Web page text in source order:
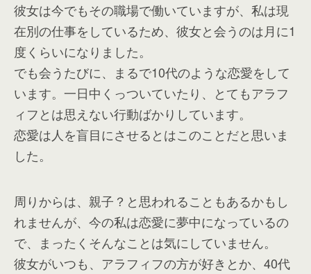
彼女は今でもその職場で働いていますが、私は現
在別の仕事をしているため、彼女と会うのは月に1
度くらいになりました。
でも会うたびに、まるで10代のような恋愛をして
います。一日中くっついていたり、とてもアラフ
ィフとは思えない行動ばかりしています。
恋愛は人を盲目にさせるとはこのことだと思いま
した。
周りからは、親子？と思われることもあるかもし
れませんが、今の私は恋愛に夢中になっているの
で、まったくそんなことは気にしていません。
彼女がいつも、アラフィフの方が好きとか、40代